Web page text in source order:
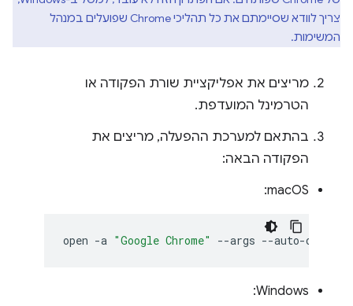
צריך לוודא שסיימתם את כל תהליכי Chrome שפועלים במנהל
המשימות.
מריצים את אפליקציית שורת הפקודה או
הטרמינל המועדפת.
בהתאם למערכת ההפעלה, מריצים את
הפקודה הבאה:
‫macOS:
open -a "Google Chrome" --args
Windows: